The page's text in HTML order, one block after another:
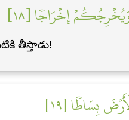
إِخۡرَاجٗا [١٨]
తీస్తాడు!
بِسَاطٗا [١٩]